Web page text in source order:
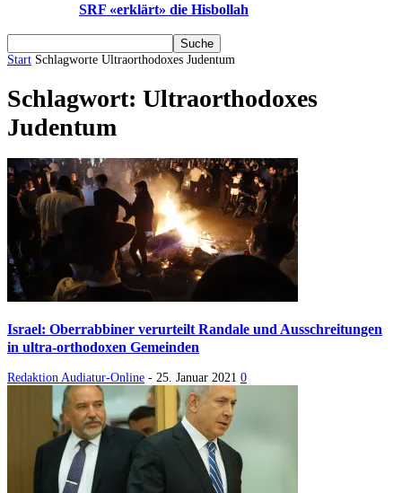
SRF «erklärt» die Hisbollah
Start Schlagworte Ultraorthodoxes Judentum
Schlagwort: Ultraorthodoxes
Judentum
Israel: Oberrabbiner verurteilt Randale und Ausschreitungen
in ultra-orthodoxen Gemeinden
Redaktion Audiatur-Online - 25. Januar 2021 0